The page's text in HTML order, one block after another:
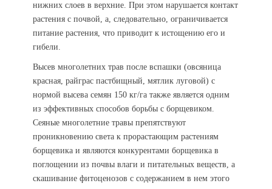
нижних слоев в верхние. При этом нарушается контакт
растения с почвой, а, следовательно, ограничивается
питание растения, что приводит к истощению его и
гибели.
Высев многолетних трав после вспашки (овсяница
красная, райграс пастбищный, мятлик луговой) с
нормой высева семян 150 кг/га также является одним
из эффективных способов борьбы с борщевиком.
Сеяные многолетние травы препятствуют
проникновению света к прорастающим растениям
борщевика и являются конкурентами борщевика в
поглощении из почвы влаги и питательных веществ, а
скашивание фитоценозов с содержанием в нем этого